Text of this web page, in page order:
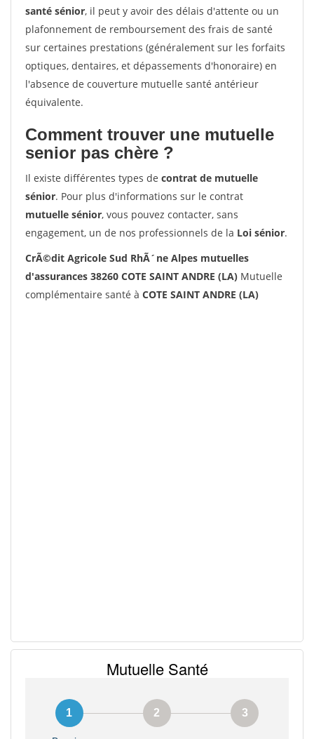
santé sénior, il peut y avoir des délais d'attente ou un
plafonnement de remboursement des frais de santé
sur certaines prestations (généralement sur les forfaits
optiques, dentaires, et dépassements d'honoraire) en
l'absence de couverture mutuelle santé antérieur
équivalente.
Comment trouver une mutuelle
senior pas chère ?
Il existe différentes types de contrat de mutuelle
sénior. Pour plus d'informations sur le contrat
mutuelle sénior, vous pouvez contacter, sans
engagement, un de nos professionnels de la Loi sénior.
CrÃ©dit Agricole Sud RhÃ´ne Alpes mutuelles
d'assurances 38260 COTE SAINT ANDRE (LA) Mutuelle
complémentaire santé à COTE SAINT ANDRE (LA)